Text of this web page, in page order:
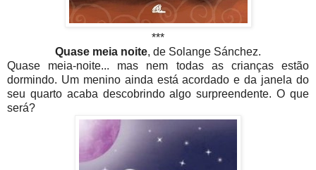
***
Quase meia noite, de Solange Sánchez.
Quase meia-noite... mas nem todas as crianças estão
dormindo. Um menino ainda está acordado e da janela do
seu quarto acaba descobrindo algo surpreendente. O que
será?